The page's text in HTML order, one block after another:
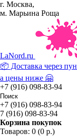
г. Москва,
м. Марьина Роща
LaNord.ru
📦 Доставка через
а цены ниже 🤗
+7 (916) 098-83-94
+7 (916) 098-83-94
7 (916) 098-83-94
Корзина покупок
Товаров: 0 (0 р.)